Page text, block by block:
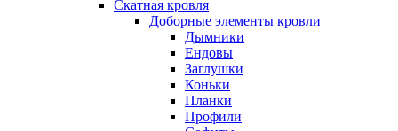
Скатная кровля
Доборные элементы кровли
Дымники
Ендовы
Заглушки
Коньки
Планки
Профили